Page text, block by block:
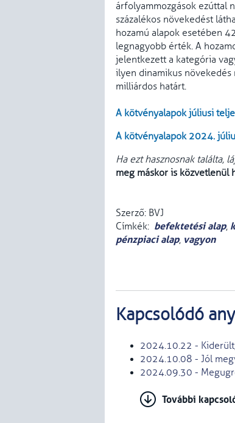
árfolyammozgások ezúttal
százalékos növekedést
hozamú alapok esetében
legnagyobb érték. A
jelentkezett a kategória
ilyen dinamikus
milliárdos határt.
A kötvényalapok júliusi
A kötvényalapok 2024.
Ha ezt hasznosnak találta,
meg máskor is közvetlenül
Szerző: BVJ
Címkék: befektetési alap,
pénzpiaci alap, vagyon
Kapcsolódó
2024.10.22 -
2024.10.08 - Jól
2024.09.30 -
További